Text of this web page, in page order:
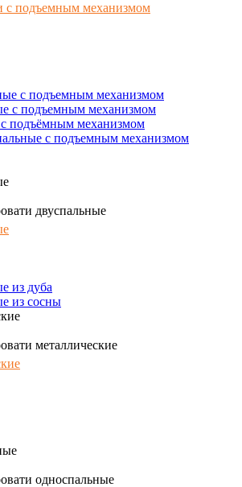
с подъемным механизмом
с подъемным механизмом
с подъемным механизмом
подъёмным механизмом
с подъемным механизмом
двуспальные
из дуба
из сосны
металлические
односпальные